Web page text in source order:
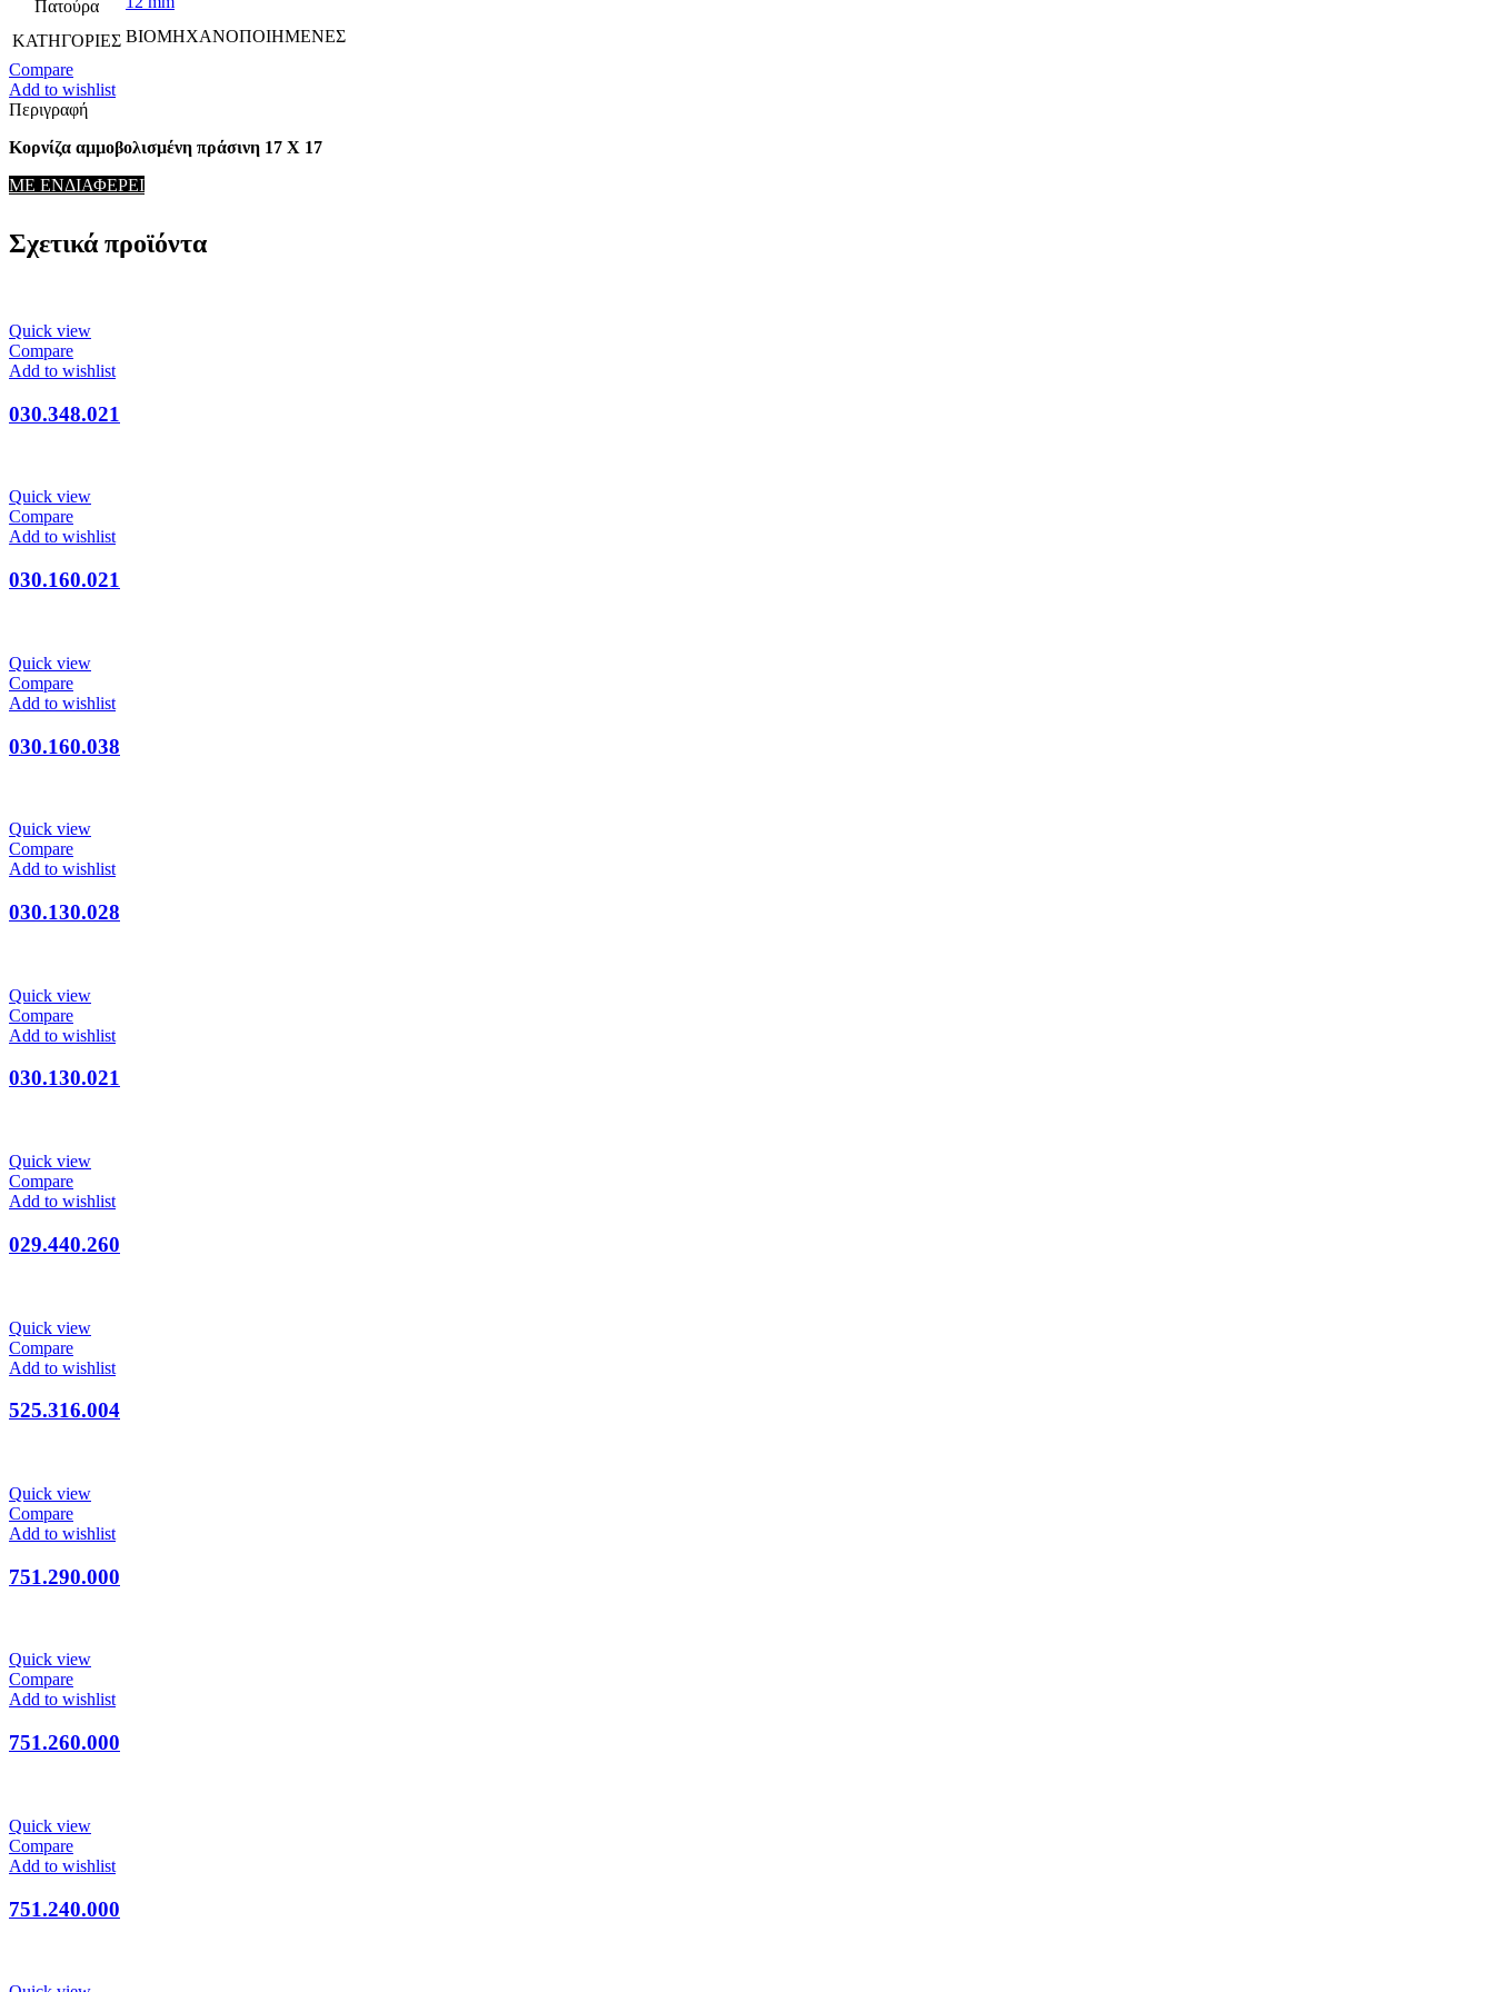
Πατούρα
ΚΑΤΗΓΟΡΙΕΣ ΒΙΟΜΗΧΑΝΟΠΟΙΗΜΕΝΕΣ
Compare
Add to wishlist
Περιγραφή
Κορνίζα αμμοβολισμένη πράσινη 17 Χ 17
ΜΕ ΕΝΔΙΑΦΕΡΕΙ
Σχετικά προϊόντα
Quick view
Compare
Add to wishlist
030.348.021
Quick view
Compare
Add to wishlist
030.160.021
Quick view
Compare
Add to wishlist
030.160.038
Quick view
Compare
Add to wishlist
030.130.028
Quick view
Compare
Add to wishlist
030.130.021
Quick view
Compare
Add to wishlist
029.440.260
Quick view
Compare
Add to wishlist
525.316.004
Quick view
Compare
Add to wishlist
751.290.000
Quick view
Compare
Add to wishlist
751.260.000
Quick view
Compare
Add to wishlist
751.240.000